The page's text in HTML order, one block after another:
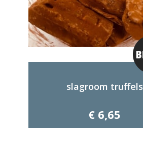
slagroom truffels
€ 6,65